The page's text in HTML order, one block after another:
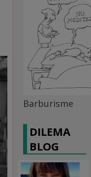
Barburisme
DILEMA
BLOG